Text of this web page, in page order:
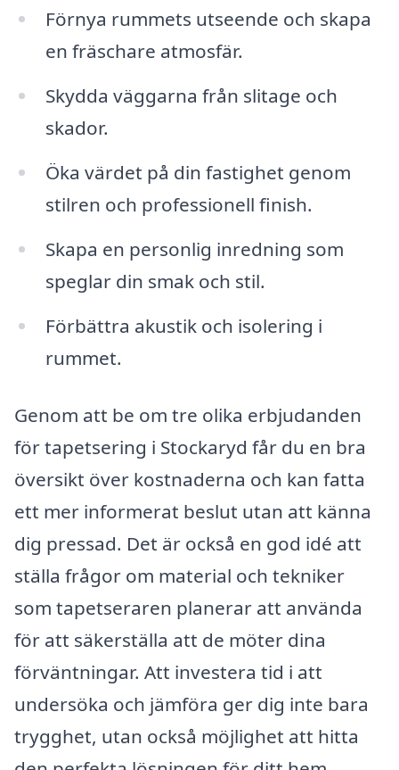
Förnya rummets utseende och skapa
en fräschare atmosfär.
Skydda väggarna från slitage och
skador.
Öka värdet på din fastighet genom
stilren och professionell finish.
Skapa en personlig inredning som
speglar din smak och stil.
Förbättra akustik och isolering i
rummet.
Genom att be om tre olika erbjudanden
för tapetsering i Stockaryd får du en bra
översikt över kostnaderna och kan fatta
ett mer informerat beslut utan att känna
dig pressad. Det är också en god idé att
ställa frågor om material och tekniker
som tapetseraren planerar att använda
för att säkerställa att de möter dina
förväntningar. Att investera tid i att
undersöka och jämföra ger dig inte bara
trygghet, utan också möjlighet att hitta